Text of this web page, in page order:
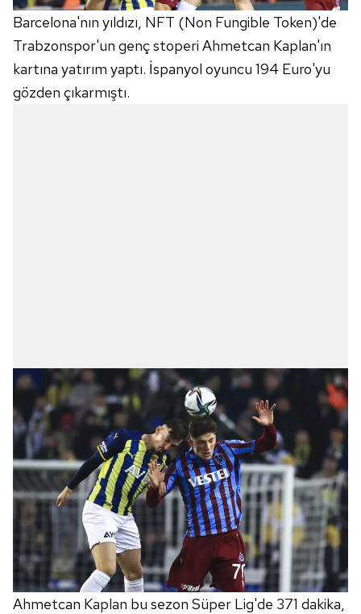
Barcelona'nın yıldızı, NFT (Non Fungible Token)'de
Trabzonspor'un genç stoperi Ahmetcan Kaplan'ın
kartına yatırım yaptı. İspanyol oyuncu 194 Euro'yu
gözden çıkarmıştı.
Ahmetcan Kaplan bu sezon Süper Lig'de 371 dakika,